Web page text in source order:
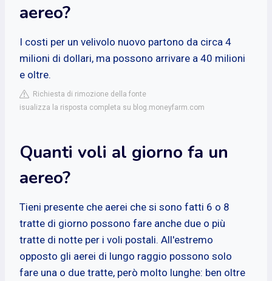
aereo?
I costi per un velivolo nuovo partono da circa 4
milioni di dollari, ma possono arrivare a 40 milioni
e oltre.
Richiesta di rimozione della fonte
isualizza la risposta completa su blog.moneyfarm.com
Quanti voli al giorno fa un
aereo?
Tieni presente che aerei che si sono fatti 6 o 8
tratte di giorno possono fare anche due o più
tratte di notte per i voli postali. All'estremo
opposto gli aerei di lungo raggio possono solo
fare una o due tratte, però molto lunghe: ben oltre